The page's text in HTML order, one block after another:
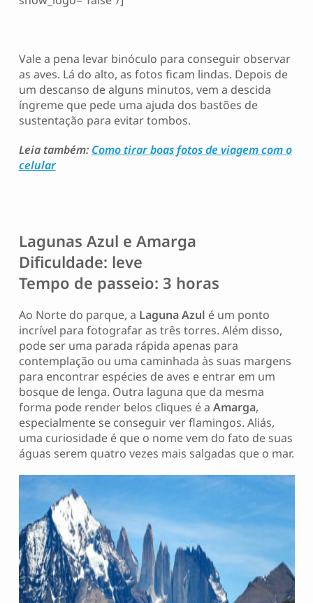
Vale a pena levar binóculo para conseguir observar
as aves. Lá do alto, as fotos ficam lindas. Depois de
um descanso de alguns minutos, vem a descida
íngreme que pede uma ajuda dos bastões de
sustentação para evitar tombos.
Leia também: Como tirar boas fotos de viagem com o
celular
Lagunas Azul e Amarga
Dificuldade: leve
Tempo de passeio: 3 horas
Ao Norte do parque, a Laguna Azul é um ponto
incrível para fotografar as três torres. Além disso,
pode ser uma parada rápida apenas para
contemplação ou uma caminhada às suas margens
para encontrar espécies de aves e entrar em um
bosque de lenga. Outra laguna que da mesma
forma pode render belos cliques é a Amarga,
especialmente se conseguir ver flamingos. Aliás,
uma curiosidade é que o nome vem do fato de suas
águas serem quatro vezes mais salgadas que o mar.